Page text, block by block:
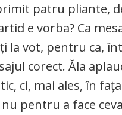
patru pliante,
e vorba? Ca
la vot, pentru ca,
corect. Ăla
ci, mai ales, în
pentru a face